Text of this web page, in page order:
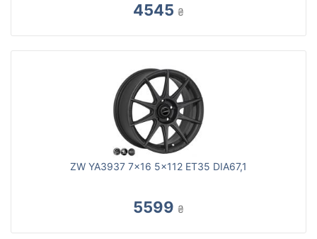
4545 ₴
ZW YA3937 7x16 5x112 ET35 DIA67,1
5599 ₴